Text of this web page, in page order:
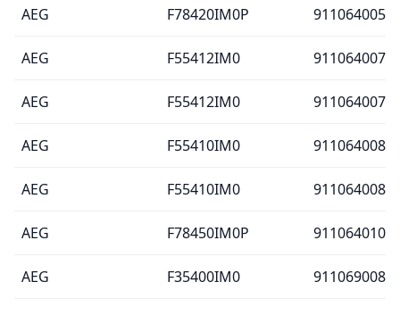
AEG F78420IM0P 911064005
AEG F55412IM0 911064007
AEG F55412IM0 911064007
AEG F55410IM0 911064008
AEG F55410IM0 911064008
AEG F78450IM0P 911064010
AEG F35400IM0 911069008